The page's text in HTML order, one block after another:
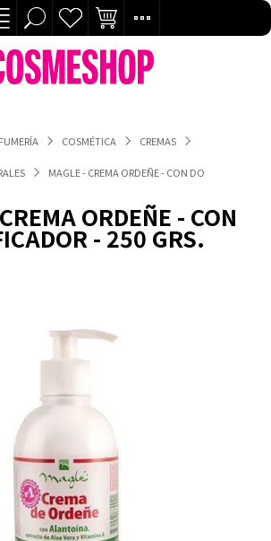
COSMÉTICA CREMAS
MAGLE - CREMA ORDEÑE - CON DOSIFICADOR -
ORDEÑE - CON
- 250 GRS.